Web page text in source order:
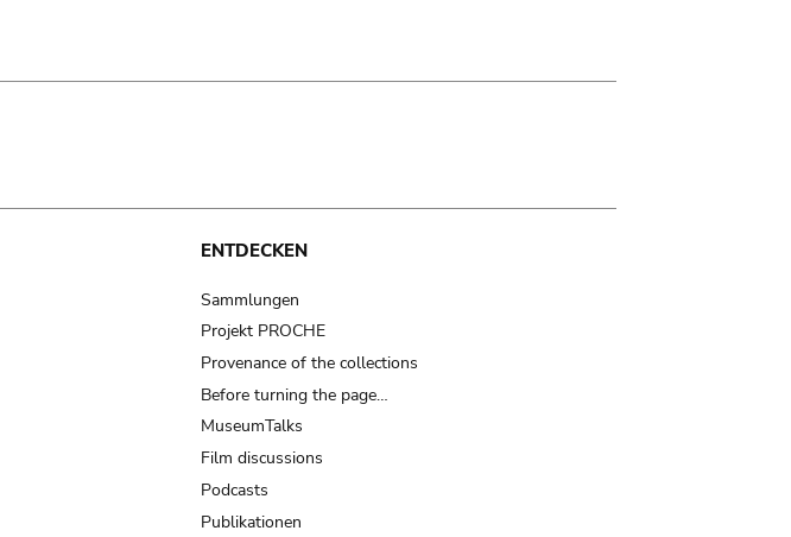
ENTDECKEN
Sammlungen
Projekt PROCHE
Provenance of the collections
Before turning the page…
MuseumTalks
Film discussions
Podcasts
Publikationen